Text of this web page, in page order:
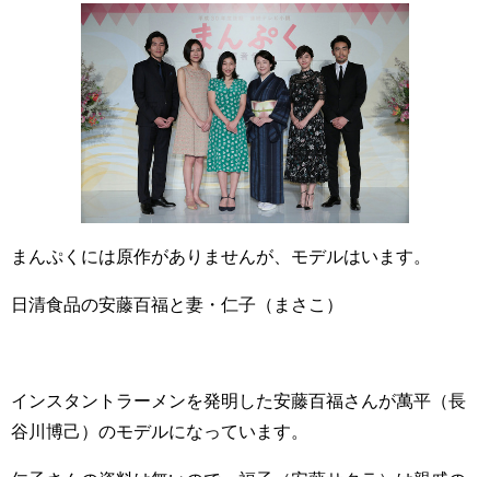
まんぷくには原作がありませんが、モデルはいます。
日清食品の安藤百福と妻・仁子（まさこ）
インスタントラーメンを発明した安藤百福さんが萬平（長
谷川博己）のモデルになっています。